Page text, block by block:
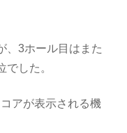
、3ホール目はまた
した。
アが表示される機